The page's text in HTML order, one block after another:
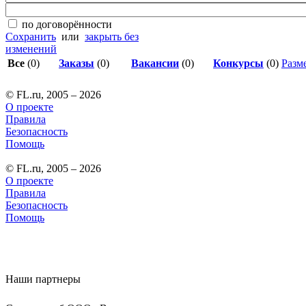
по договорённости
Сохранить или закрыть без
изменений
Все (0) Заказы (0) Вакансии (0) Конкурсы (0)
© FL.ru, 2005 – 2026
О проекте
Правила
Безопасность
Помощь
© FL.ru, 2005 – 2026
О проекте
Правила
Безопасность
Помощь
Наши партнеры